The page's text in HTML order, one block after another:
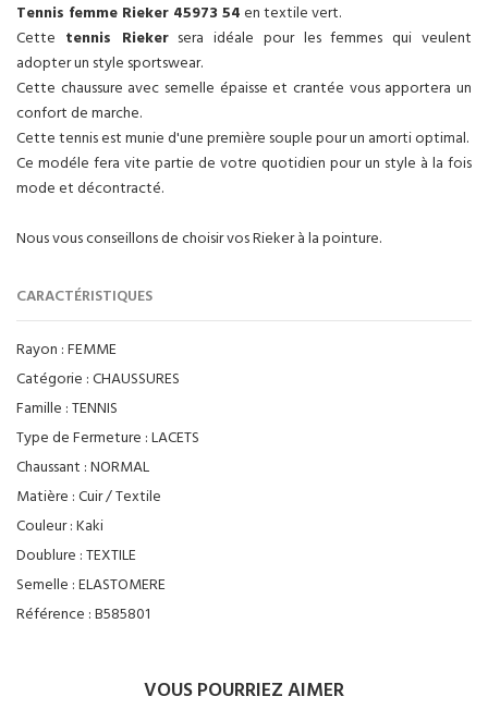
Tennis femme Rieker 45973 54en textile vert.
Cette tennis Riekersera idéale pour les femmes qui veulent
adopter un style sportswear.
Cette chaussure avec semelle épaisse et crantée vous apportera un
confort de marche.
Cette tennis est munie d'une première souple pour un amorti optimal.
Ce modéle fera vite partie de votre quotidien pour un style à la fois
mode et décontracté.
Nous vous conseillons de choisir vos Rieker à la pointure.
CARACTÉRISTIQUES
Rayon :FEMME
Catégorie :CHAUSSURES
Famille :TENNIS
Type de Fermeture :LACETS
Chaussant :NORMAL
Matière :Cuir / Textile
Couleur :Kaki
Doublure :TEXTILE
Semelle :ELASTOMERE
Référence :B585801
VOUS POURRIEZ AIMER